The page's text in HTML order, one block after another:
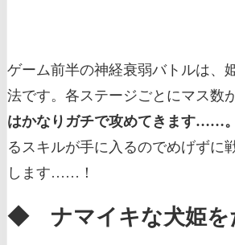
ゲーム前半の神経衰弱バトルは、
法です。各ステージごとにマス数
はかなりガチで攻めてきます……。
るスキルが手に入るのでめげずに
します……！
◆ ナマイキな犬姫を